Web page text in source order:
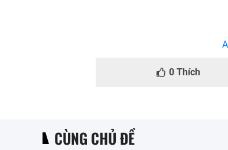
0 Thích
CÙNG CHỦ ĐỀ